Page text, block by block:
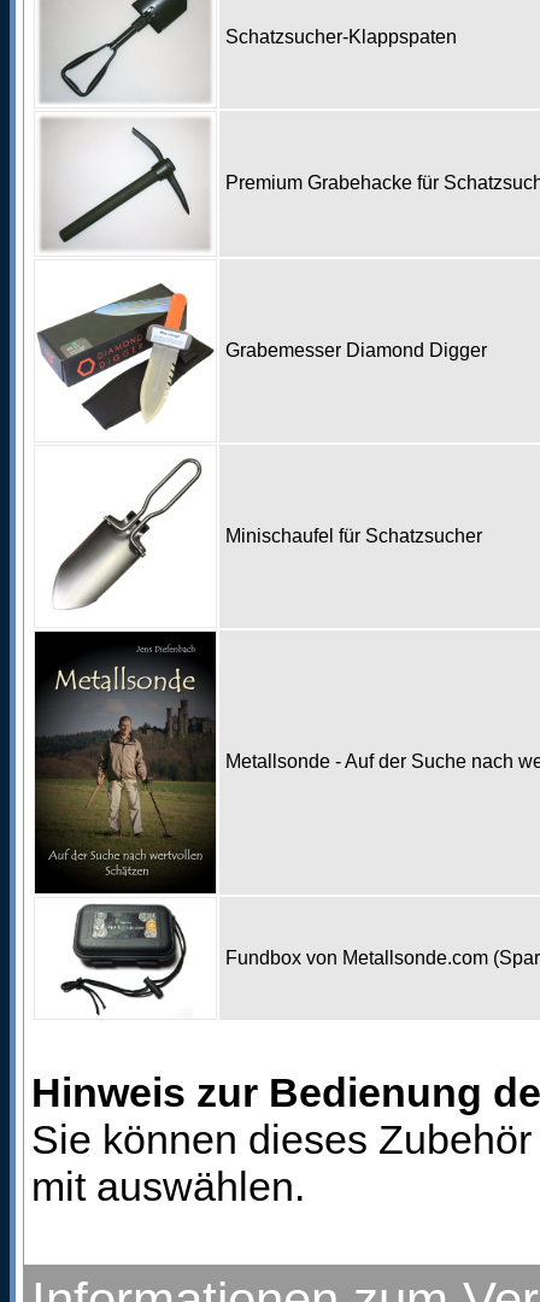
Schatzsucher-Klappspaten
Premium Grabehacke für
Grabemesser Diamond Digger
Minischaufel für Schatzsucher
Metallsonde - Auf der Suche nach
Fundbox von Metallsonde.com
Hinweis zur Bedienung
Sie können dieses
mit auswählen.